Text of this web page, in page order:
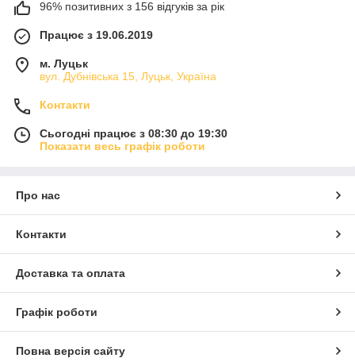
96% позитивних з 156 відгуків за рік
Працює з 19.06.2019
м. Луцьк
вул. Дубнівська 15, Луцьк, Україна
Контакти
Сьогодні працює з 08:30 до 19:30
Показати весь графік роботи
Про нас
Контакти
Доставка та оплата
Графік роботи
Повна версія сайту